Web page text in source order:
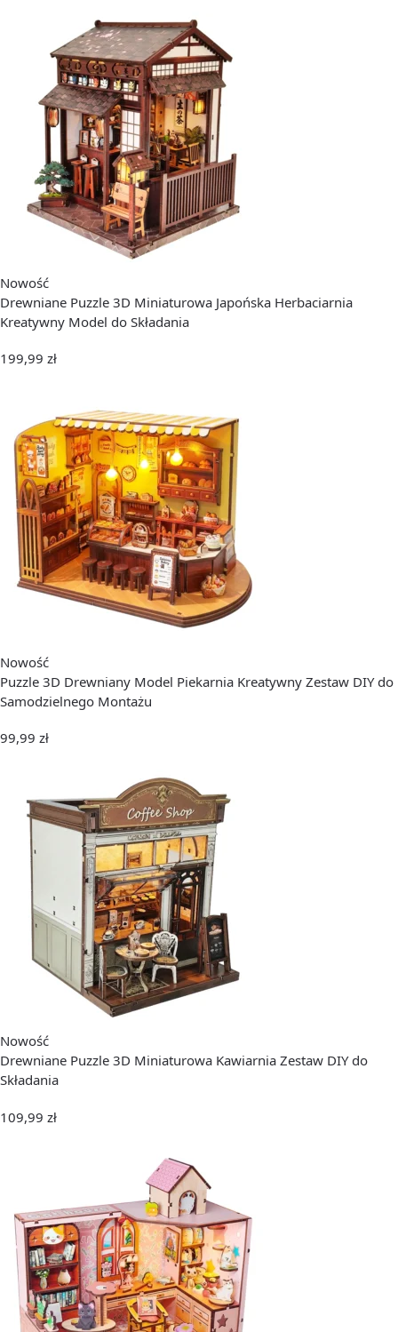
Nowość
Drewniane Puzzle 3D Miniaturowa Japońska Herbaciarnia
Kreatywny Model do Składania
199,99 zł
Nowość
Puzzle 3D Drewniany Model Piekarnia Kreatywny Zestaw DIY do
Samodzielnego Montażu
99,99 zł
Nowość
Drewniane Puzzle 3D Miniaturowa Kawiarnia Zestaw DIY do
Składania
109,99 zł